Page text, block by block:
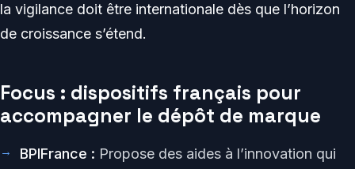
la vigilance doit être internationale dès que l’horizon
de croissance s’étend.
Focus : dispositifs français pour
accompagner le dépôt de marque
BPIFrance : Propose des aides à l’innovation qui